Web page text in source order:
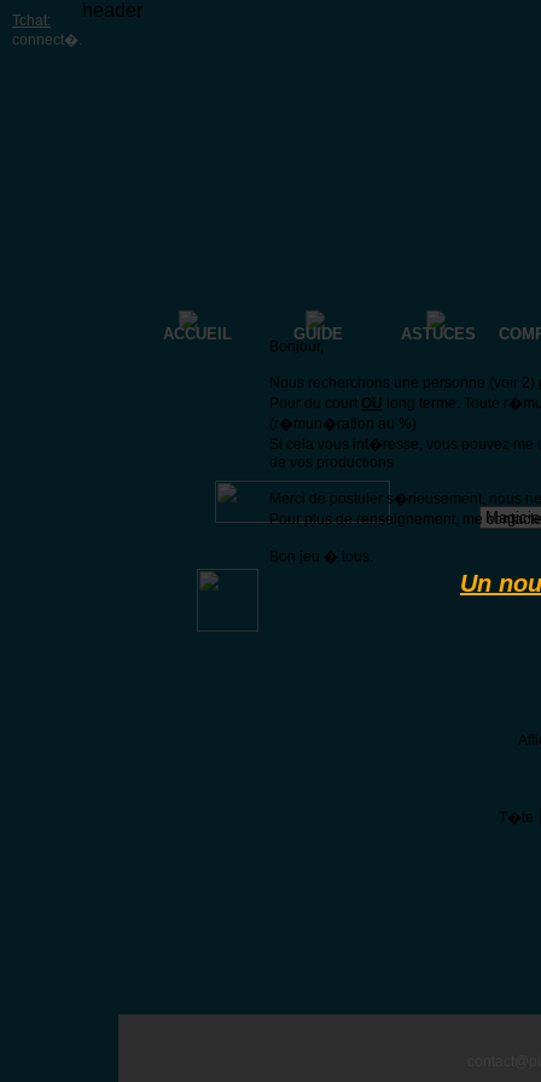
Tchat:
connect�.
header
ACCUEIL GUIDE ASTUCES
T�te
Bonjour,
Nous recherchons une personne (voir
Pour du court OU long terme. Toute
(r�mun�ration au %)
Si cela vous int�resse, vous pouvez
de vos productions
Merci de postuler s�rieusement, nous
Pour plus de renseignement, me
Bon jeu � tous.
Un